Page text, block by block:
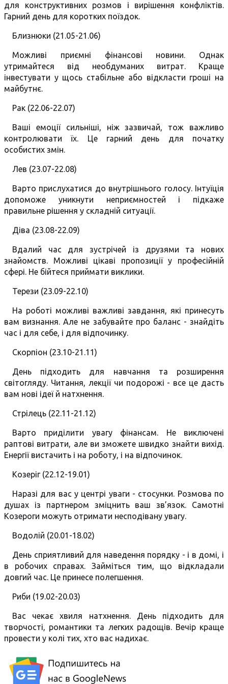
для конструктивних розмов і вирішення конфліктів.
Гарний день для коротких поїздок.
Близнюки (21.05-21.06)
Можливі приємні фінансові новини. Однак
утримайтеся від необдуманих витрат. Краще
інвестувати у щось стабільне або відкласти гроші на
майбутнє.
Рак (22.06-22.07)
Ваші емоції сильніші, ніж зазвичай, тож важливо
контролювати їх. Це гарний день для початку
особистих змін.
Лев (23.07-22.08)
Варто прислухатися до внутрішнього голосу. Інтуїція
допоможе уникнути неприємностей і підкаже
правильне рішення у складній ситуації.
Діва (23.08-22.09)
Вдалий час для зустрічей із друзями та нових
знайомств. Можливі цікаві пропозиції у професійній
сфері. Не бійтеся приймати виклики.
Терези (23.09-22.10)
На роботі можливі важливі завдання, які принесуть
вам визнання. Але не забувайте про баланс - знайдіть
час і для себе, і для відпочинку.
Скорпіон (23.10-21.11)
День підходить для навчання та розширення
світогляду. Читання, лекції чи подорожі - все це дасть
вам нові ідеї й натхнення.
Стрілець (22.11-21.12)
Варто приділити увагу фінансам. Не виключені
раптові витрати, але ви зможете швидко знайти вихід.
Енергії вистачить і на роботу, і на відпочинок.
Козеріг (22.12-19.01)
Наразі для вас у центрі уваги - стосунки. Розмова по
душах із партнером зміцнить ваш зв’язок. Самотні
Козероги можуть отримати несподівану увагу.
Водолій (20.01-18.02)
День сприятливий для наведення порядку - і в домі, і
в робочих справах. Займіться тим, що відкладали
довгий час. Це принесе полегшення.
Риби (19.02-20.03)
Вас чекає хвиля натхнення. День підходить для
творчості, романтики та легких радощів. Вечір краще
провести у колі тих, хто вас надихає.